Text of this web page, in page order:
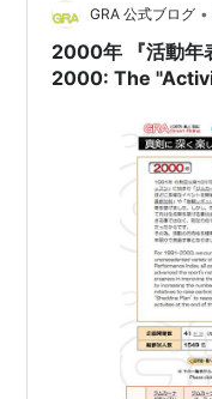
GRA 公式ブログ •
2000年 『活動年
2000: The